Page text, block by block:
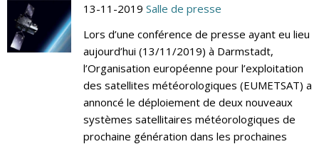
13-11-2019 Salle de presse
Lors d’une conférence de presse ayant eu lieu
aujourd’hui (13/11/2019) à Darmstadt,
l’Organisation européenne pour l’exploitation
des satellites météorologiques (EUMETSAT) a
annoncé le déploiement de deux nouveaux
systèmes satellitaires météorologiques de
prochaine génération dans les prochaines